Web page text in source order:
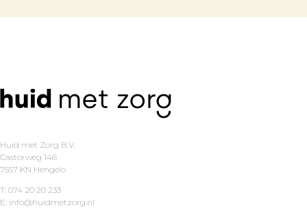
Huid met Zorg B.V.
Castorweg 146
7557 KN Hengelo
T: 074 20 20 233
E: info@huidmetzorg.nl